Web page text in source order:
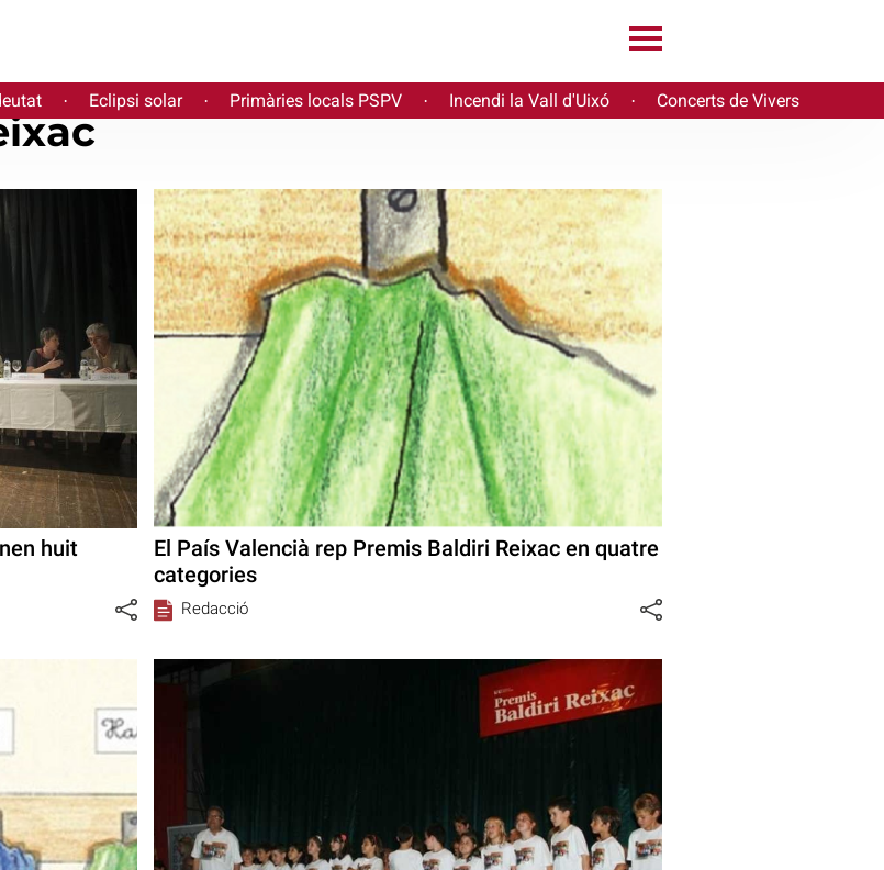
· Eclipsi solar · Primàries locals PSPV · Incendi la Vall d'Uixó · Concerts de Vivers
huit
El País Valencià rep Premis Baldiri Reixac en quatre
categories
Redacció